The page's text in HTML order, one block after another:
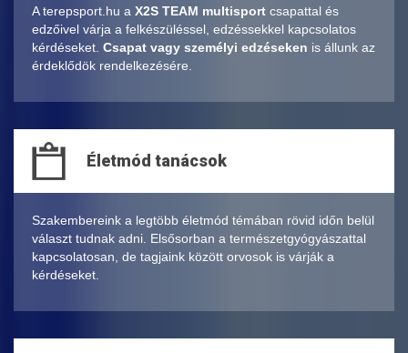
A terepsport.hu a X2S TEAM multisport csapattal és
edzőivel várja a felkészüléssel, edzéssekkel kapcsolatos
kérdéseket. Csapat vagy személyi edzéseken is állunk az
érdeklődök rendelkezésére.
Életmód tanácsok
Szakembereink a legtöbb életmód témában rövid időn belül
választ tudnak adni. Elsősorban a természetgyógyászattal
kapcsolatosan, de tagjaink között orvosok is várják a
kérdéseket.